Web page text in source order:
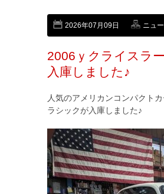
2026年07月09日 ニュ
2006ｙクライスラ
入庫しました♪
人気のアメリカンコンパクト
ラシックが入庫しました♪